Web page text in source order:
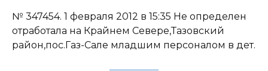
№ 347454. 1 февраля 2012 в 15:35 Не определен
отработала на Крайнем Севере,Тазовский
район,пос.Газ-Сале младшим персоналом в дет.